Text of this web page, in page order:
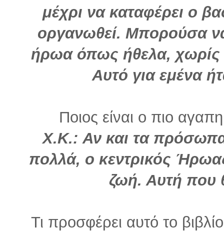
μέχρι να καταφέρει ο
οργανωθεί. Μπορούσα
ήρωα όπως ήθελα, χωρίς
Αυτό για εμένα
Ποιος είναι ο πιο
Χ.Κ.: Αν και τα πρόσωπα
πολλά, ο κεντρικός
ζωή. Αυτή που
Τι προσφέρει αυτό το